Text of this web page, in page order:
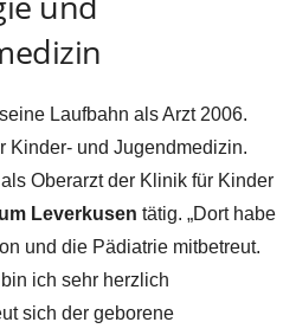
Laufbahn als Arzt 2006.
Kinder- und Jugendmedizin.
Oberarzt der Klinik für Kinder
Leverkusen tätig. „Dort habe
und die Pädiatrie mitbetreut.
ich sehr herzlich
sich der geborene